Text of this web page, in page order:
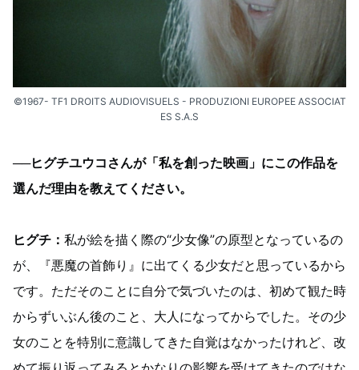
©1967- TF1 DROITS AUDIOVISUELS - PRODUZIONI EUROPEE ASSOCIAT
ES S.A.S
──ヒグチユウコさんが「私を創った映画」にこの作品を
選んだ理由を教えてください。
ヒグチ： 私が絵を描く際の“少女像”の原型となっているの
が、『悪魔の首飾り』に出てくる少女だと思っているから
です。ただそのことに自分で気づいたのは、初めて観た時
からずいぶん後のこと、大人になってからでした。その少
女のことを特別に意識してきた自覚はなかったけれど、改